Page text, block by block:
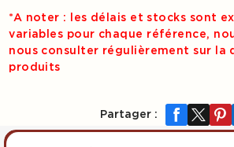
*A noter : les délais et stocks sont
variables pour chaque référence,
nous consulter régulièrement sur la
produits
Partager :